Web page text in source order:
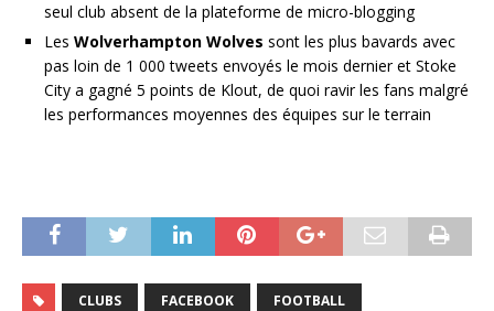
seul club absent de la plateforme de micro-blogging
Les Wolverhampton Wolves sont les plus bavards avec
pas loin de 1 000 tweets envoyés le mois dernier et Stoke
City a gagné 5 points de Klout, de quoi ravir les fans malgré
les performances moyennes des équipes sur le terrain
CLUBS FACEBOOK FOOTBALL